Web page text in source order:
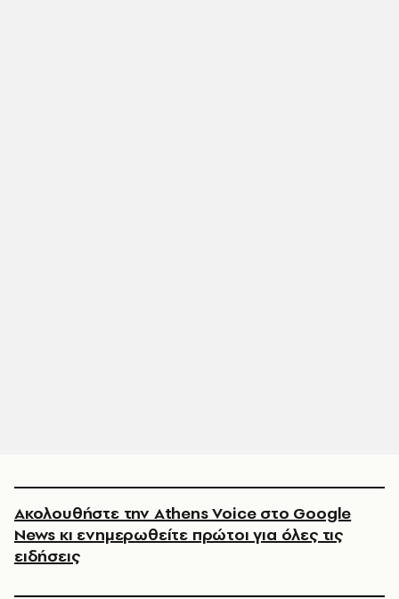
Ακολουθήστε την Athens Voice στο Google
News κι ενημερωθείτε πρώτοι για όλες τις
ειδήσεις